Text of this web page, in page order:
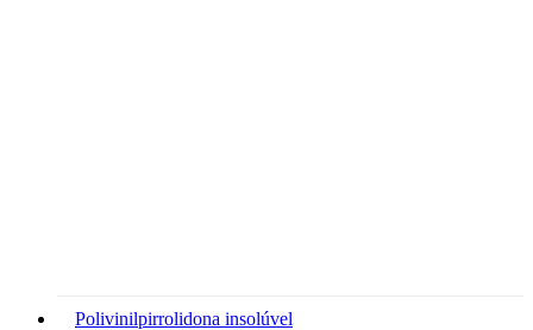
Polivinilpirrolidona insolúvel